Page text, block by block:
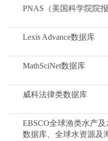
PNAS（美国科学院院报
Lexis Advance数据库
MathSciNet数据库
威科法律类数据库
EBSCO全球渔类水产
数据库、全球水资源及